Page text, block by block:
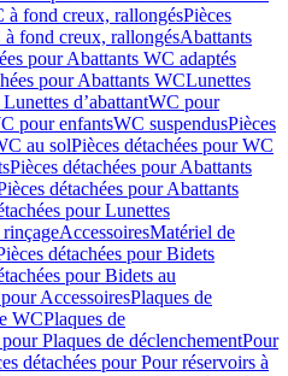
à fond creux, rallongésPièces
à fond creux, rallongésAbattants
pour Abattants WC adaptés
pour Abattants WCLunettes
d’abattantWC pour
pour enfantsWC suspendusPièces
au solPièces détachées pour WC
Pièces détachées pour Abattants
détachées pour Abattants
pour Lunettes
AccessoiresMatériel de
détachées pour Bidets
pour Bidets au
AccessoiresPlaques de
WCPlaques de
Plaques de déclenchementPour
détachées pour Pour réservoirs à